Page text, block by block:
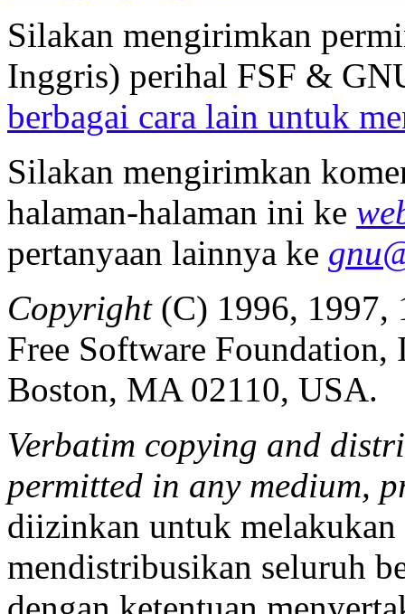
Silakan mengirimkan
Inggris) perihal FSF &
berbagai cara lain untuk
Silakan mengirimkan
halaman-halaman ini ke
pertanyaan lainnya ke
Copyright(C) 1996,
Free Software
Boston, MA 02110, USA.
Verbatim copying and
permitted in any medium,
diizinkan untuk melakukan
mendistribusikan seluruh